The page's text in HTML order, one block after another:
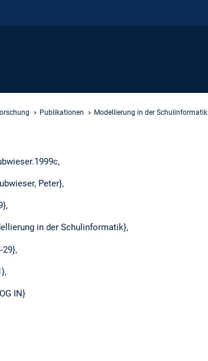
Publikationen Modellierung in der Schulinformatik
Peter},
in der Schulinformatik},
29},
IN}